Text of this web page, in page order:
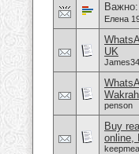
Елена
UK
James34
Wakrah
penson
Buy
online,